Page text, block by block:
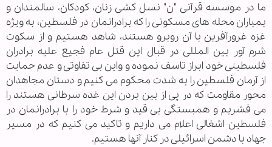
ما در موسسه قرآنی "ن" نسل کشی زنان، کودکان، سالمندان و
بمباران محله های مسکونی را که برادرانمان در فلسطین، به ویژه
غزه غرورآفرین با آن روبرو هستند، شاهد هستیم و از سکوت
شرم آور بین المللی در قبال این قتل عام فجیع علیه برادران
فلسطینی خود ابراز تاسف نموده و واین بی تفاوتی و عدم حمایت
از آرمان فلسطین را به شدت محکوم می کنیم و دستان مجاهدان
محور مقاومت که در پی از بین بردن این غده سرطانی هستند را
می فشریم و همبستگی بی قید و شرط خود را با برادرانمان در
فلسطین اشغالی اعلام می داریم و تاکید می کنیم که در مسیر
جهاد با دشمن اسرائیلی در کنار آنها هستیم.